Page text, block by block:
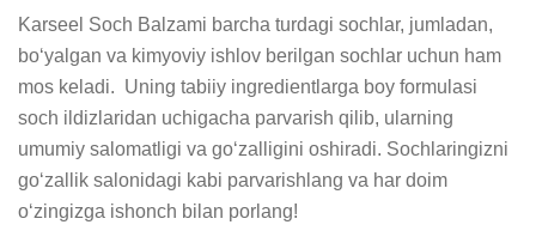
Karseel Soch Balzami barcha turdagi sochlar, jumladan,
bo‘yalgan va kimyoviy ishlov berilgan sochlar uchun ham
mos keladi.  Uning tabiiy ingredientlarga boy formulasi
soch ildizlaridan uchigacha parvarish qilib, ularning
umumiy salomatligi va go‘zalligini oshiradi. Sochlaringizni
go‘zallik salonidagi kabi parvarishlang va har doim
o‘zingizga ishonch bilan porlang!